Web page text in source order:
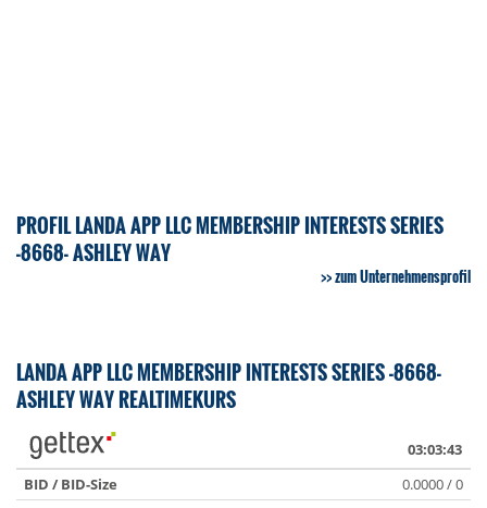
PROFIL LANDA APP LLC MEMBERSHIP INTERESTS SERIES
-8668- ASHLEY WAY
zum Unternehmensprofil
LANDA APP LLC MEMBERSHIP INTERESTS SERIES -8668-
ASHLEY WAY REALTIMEKURS
03:03:43
BID / BID-Size
0.0000 / 0